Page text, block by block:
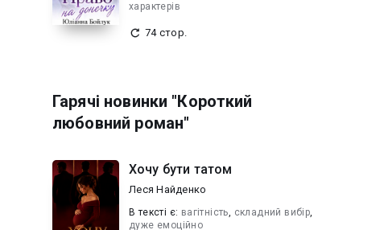
характерів
74 стор.
Гарячі новинки "Короткий
любовний роман"
Хочу бути татом
Леся Найденко
В текcті є: вагітність, складний вибір,
дуже емоційно